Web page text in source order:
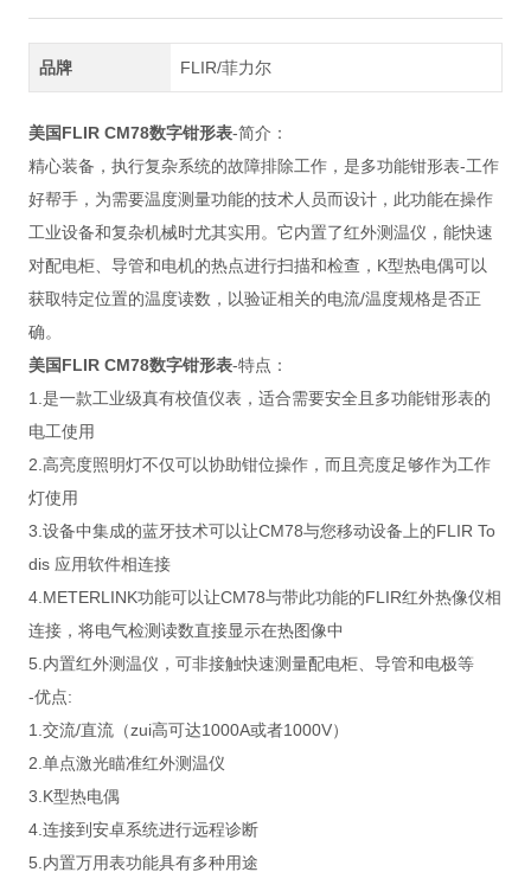
品牌 FLIR/菲力尔
美国FLIR CM78数字钳形表-简介：
精心装备，执行复杂系统的故障排除工作，是多功能钳形表-工作
好帮手，为需要温度测量功能的技术人员而设计，此功能在操作
工业设备和复杂机械时尤其实用。它内置了红外测温仪，能快速
对配电柜、导管和电机的热点进行扫描和检查，K型热电偶可以
获取特定位置的温度读数，以验证相关的电流/温度规格是否正
确。
美国FLIR CM78数字钳形表-特点：
1.是一款工业级真有校值仪表，适合需要安全且多功能钳形表的
电工使用
2.高亮度照明灯不仅可以协助钳位操作，而且亮度足够作为工作
灯使用
3.设备中集成的蓝牙技术可以让CM78与您移动设备上的FLIR To
dis 应用软件相连接
4.METERLINK功能可以让CM78与带此功能的FLIR红外热像仪相
连接，将电气检测读数直接显示在热图像中
5.内置红外测温仪，可非接触快速测量配电柜、导管和电极等
-优点:
1.交流/直流（zui高可达1000A或者1000V）
2.单点激光瞄准红外测温仪
3.K型热电偶
4.连接到安卓系统进行远程诊断
5.内置万用表功能具有多种用途